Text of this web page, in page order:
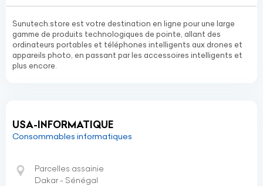
Sunutech.store est votre destination en ligne pour une large
gamme de produits technologiques de pointe, allant des
ordinateurs portables et téléphones intelligents aux drones et
appareils photo, en passant par les accessoires intelligents et
plus encore.
USA-INFORMATIQUE
Consommables informatiques
Parcelles assainie
Dakar - Sénégal